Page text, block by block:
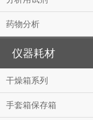
药物分析
仪器耗材
干燥箱系列
手套箱保存箱